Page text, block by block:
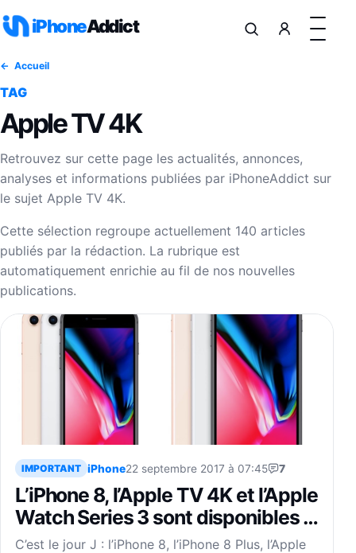
iPhoneAddict
Accueil
TAG
Apple TV 4K
Retrouvez sur cette page les actualités, annonces,
analyses et informations publiées par iPhoneAddict sur
le sujet Apple TV 4K.
Cette sélection regroupe actuellement 140 articles
publiés par la rédaction. La rubrique est
automatiquement enrichie au fil de nos nouvelles
publications.
IMPORTANT iPhone22 septembre 2017 à 07:45 7
L’iPhone 8, l’Apple TV 4K et l’Apple
Watch Series 3 sont disponibles à
l’achat
C’est le jour J : l’iPhone 8, l’iPhone 8 Plus, l’Apple